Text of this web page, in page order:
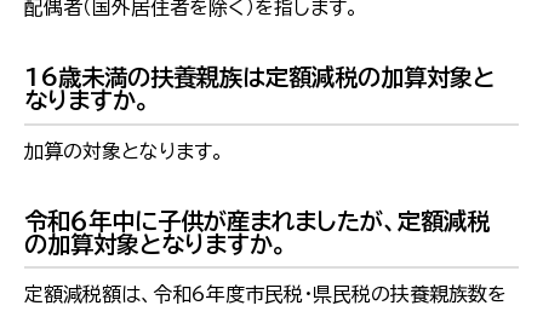
配偶者（国外居住者を除く）を指します。
16歳未満の扶養親族は定額減税の加算対象と
なりますか。
加算の対象となります。
令和６年中に子供が産まれましたが、定額減税
の加算対象となりますか。
定額減税額は、令和6年度市民税・県民税の扶養親族数を